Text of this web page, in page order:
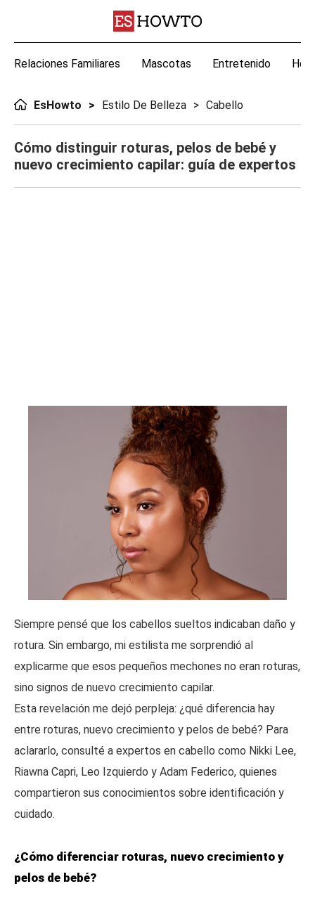
Relaciones Familiares Mascotas Entretenido
EsHowto Estilo De Belleza Cabello
Cómo distinguir roturas, pelos de bebé y
nuevo crecimiento capilar: guía de expertos
Siempre pensé que los cabellos sueltos indicaban daño y
rotura. Sin embargo, mi estilista me sorprendió al
explicarme que esos pequeños mechones no eran roturas,
sino signos de nuevo crecimiento capilar.
Esta revelación me dejó perpleja: ¿qué diferencia hay
entre roturas, nuevo crecimiento y pelos de bebé? Para
aclararlo, consulté a expertos en cabello como Nikki Lee,
Riawna Capri, Leo Izquierdo y Adam Federico, quienes
compartieron sus conocimientos sobre identificación y
cuidado.
¿Cómo diferenciar roturas, nuevo crecimiento y
pelos de bebé?